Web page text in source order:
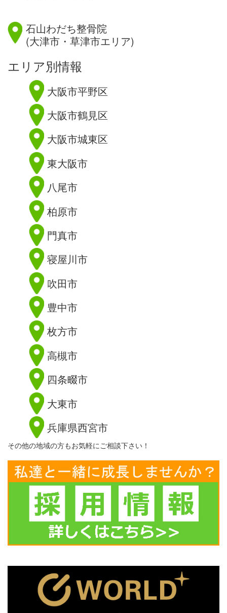
石山わだち整骨院
(大津市・草津市エリア)
エリア別情報
大阪市平野区
大阪市鶴見区
大阪市城東区
東大阪市
八尾市
柏原市
門真市
寝屋川市
吹田市
豊中市
枚方市
高槻市
四条畷市
大東市
兵庫県西宮市
その他の地域の方もお気軽にご相談下さい！